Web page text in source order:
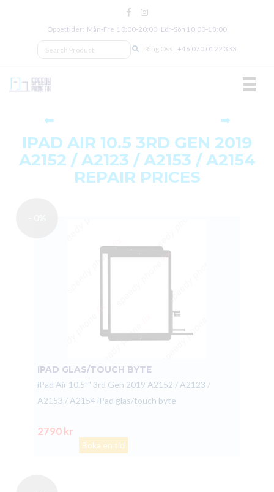
Öppettider: Mån‑Fre 10:00‑20:00 Lör‑Sön 10:00‑18:00
Ring Oss: +46 070 0122 333
⬅ ➡
IPAD AIR 10.5 3RD GEN 2019
A2152 / A2123 / A2153 / A2154
REPAIR PRICES
IPAD GLAS/TOUCH BYTE
iPad Air 10.5"" 3rd Gen 2019 A2152 / A2123 /
A2153 / A2154 iPad glas/touch byte
2790 kr
Boka en tid